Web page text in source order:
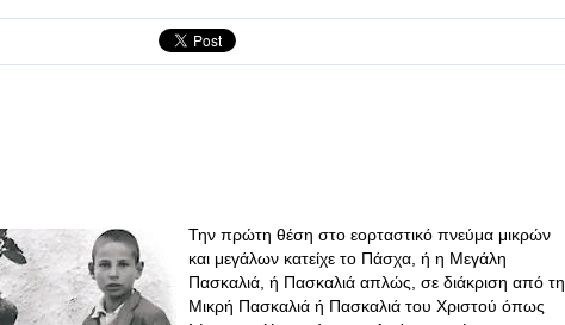
Την πρώτη θέση στο εορταστικό πνεύμα μικρών
και μεγάλων κατείχε το Πάσχα, ή η Μεγάλη
Πασκαλιά, ή Πασκαλιά απλώς, σε διάκριση από τη
Μικρή Πασκαλιά ή Πασκαλιά του Χριστού όπως